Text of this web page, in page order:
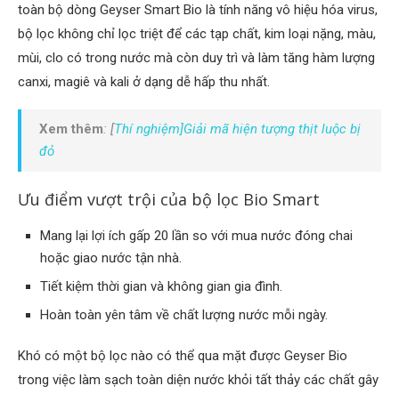
toàn bộ dòng Geyser Smart Bio là tính năng vô hiệu hóa virus,
bộ lọc không chỉ lọc triệt để các tạp chất, kim loại nặng, màu,
mùi, clo có trong nước mà còn duy trì và làm tăng hàm lượng
canxi, magiê và kali ở dạng dễ hấp thu nhất.
Xem thêm: [Thí nghiệm]Giải mã hiện tượng thịt luộc bị
đỏ
Ưu điểm vượt trội của bộ lọc Bio Smart
Mang lại lợi ích gấp 20 lần so với mua nước đóng chai
hoặc giao nước tận nhà.
Tiết kiệm thời gian và không gian gia đình.
Hoàn toàn yên tâm về chất lượng nước mỗi ngày.
Khó có một bộ lọc nào có thể qua mặt được Geyser Bio
trong việc làm sạch toàn diện nước khỏi tất thảy các chất gây